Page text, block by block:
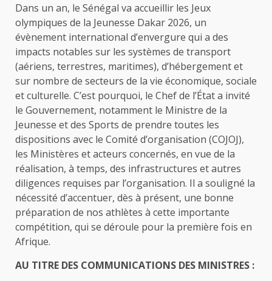
Dans un an, le Sénégal va accueillir les Jeux
olympiques de la Jeunesse Dakar 2026, un
évènement international d’envergure qui a des
impacts notables sur les systèmes de transport
(aériens, terrestres, maritimes), d’hébergement et
sur nombre de secteurs de la vie économique, sociale
et culturelle. C’est pourquoi, le Chef de l’État a invité
le Gouvernement, notamment le Ministre de la
Jeunesse et des Sports de prendre toutes les
dispositions avec le Comité d’organisation (COJOJ),
les Ministères et acteurs concernés, en vue de la
réalisation, à temps, des infrastructures et autres
diligences requises par l’organisation. Il a souligné la
nécessité d’accentuer, dès à présent, une bonne
préparation de nos athlètes à cette importante
compétition, qui se déroule pour la première fois en
Afrique.
AU TITRE DES COMMUNICATIONS DES MINISTRES :